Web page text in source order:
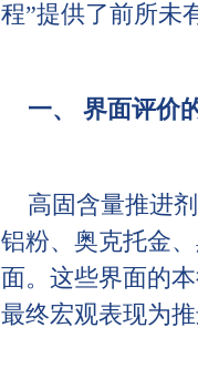
程”提供了前所未
一、 界面评价
高固含量推进
铝粉、奥克托金
面。这些界面的
最终宏观表现为